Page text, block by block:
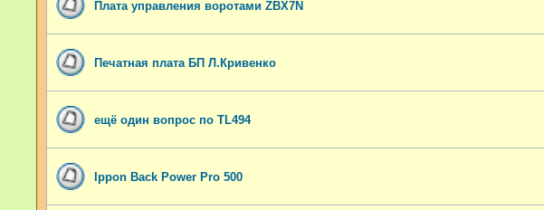
Плата управления воротами ZBX7N
Печатная плата БП Л.Кривенко
ещё один вопрос по TL494
Ippon Back Power Pro 500